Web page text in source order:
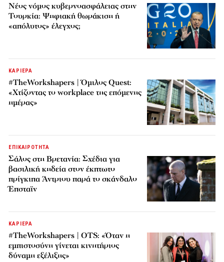
Νέος νόμος κυβερνοασφάλειας στην
Τουρκία: Ψηφιακή θωράκιση ή
«απόλυτος» έλεγχος;
ΚΑΡΙΕΡΑ
#TheWorkshapers | Όμιλος Quest:
«Χτίζοντας το workplace της επόμενης
ημέρας»
ΕΠΙΚΑΙΡΟΤΗΤΑ
Σάλος στη Βρετανία: Σχέδια για
βασιλική κηδεία στον έκπτωτο
πρίγκιπα Άντριου παρά το σκάνδαλο
Έπσταϊν
ΚΑΡΙΕΡΑ
#TheWorkshapers | OTS: «Όταν η
εμπιστοσύνη γίνεται κινητήριος
δύναμη εξέλιξης»